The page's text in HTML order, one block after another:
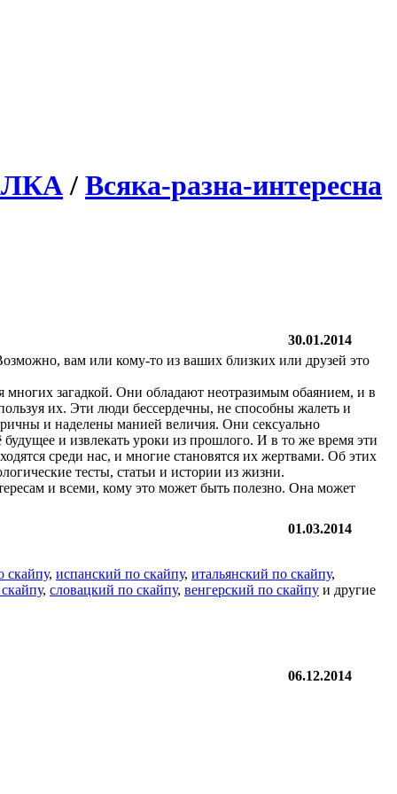
/ Всяка-разна-интересна
30.01.2014
вам или кому-то из ваших близких или друзей это
загадкой. Они обладают неотразимым обаянием, и в
их. Эти люди бессердечны, не способны жалеть и
и наделены манией величия. Они сексуально
и извлекать уроки из прошлого. И в то же время эти
среди нас, и многие становятся их жертвами. Об этих
тесты, статьи и истории из жизни.
и всеми, кому это может быть полезно. Она может
01.03.2014
скайпу, испанский по скайпу, итальянский по скайпу,
, словацкий по скайпу, венгерский по скайпу и другие
06.12.2014